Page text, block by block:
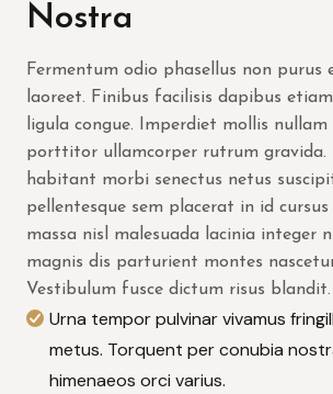
Nostra
Fermentum odio phasellus non purus
laoreet. Finibus facilisis dapibus
ligula congue. Imperdiet mollis
porttitor ullamcorper rutrum gravida.
habitant morbi senectus netus
pellentesque sem placerat in id cursus
massa nisl malesuada lacinia integer
magnis dis parturient montes
Vestibulum fusce dictum risus blandit.
Urna tempor pulvinar vivamus
metus. Torquent per conubia
himenaeos orci varius.